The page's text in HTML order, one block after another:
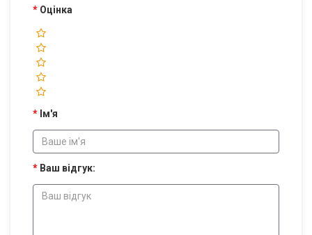
Оцінка
Ім'я
Ваш відгук: